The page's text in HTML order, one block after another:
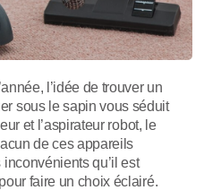
l’idée de trouver un
sous le sapin vous séduit
et l’aspirateur robot, le
de ces appareils
qu’il est
faire un choix éclairé.